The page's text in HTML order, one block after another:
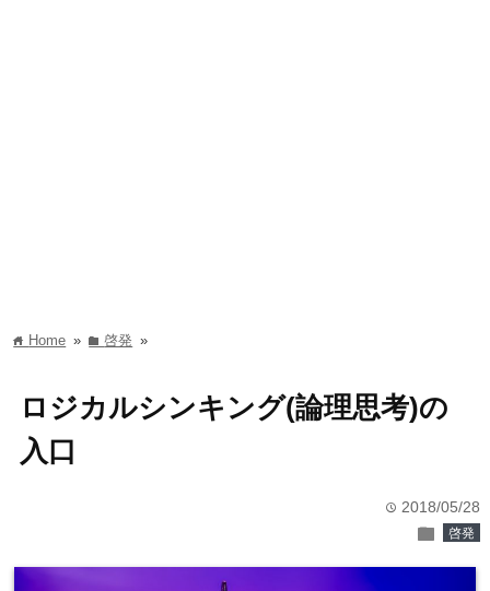
home Home » folder啓発 »
ロジカルシンキング(論理思考)の
入口
time 2018/05/28
folder 啓発